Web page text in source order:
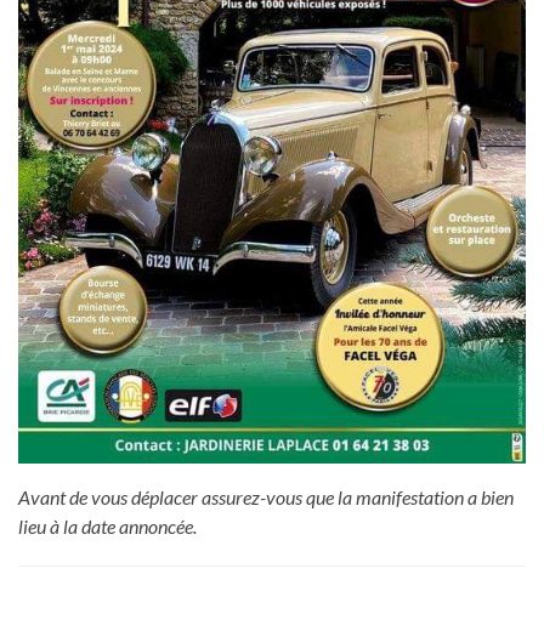
Avant de vous déplacer assurez-vous que la manifestation a bien
lieu à la date annoncée.